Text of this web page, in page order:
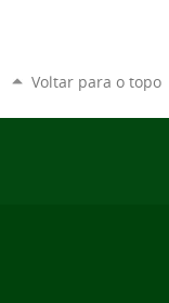
Voltar para o topo